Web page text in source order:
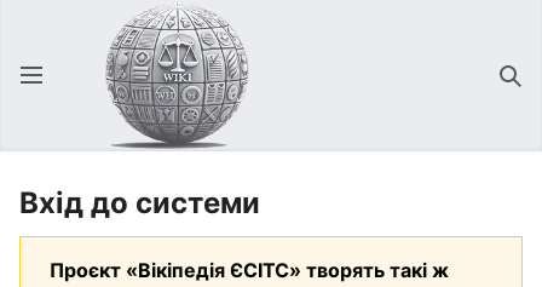
Відкрити головне меню
Вхід до системи
Проєкт «Вікіпедія ЄСІТС» творять такі ж